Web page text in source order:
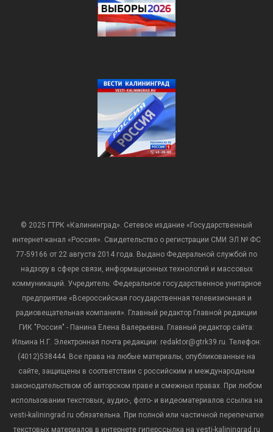
© 2025 ГТРК «Калининград». Сетевое издание «Государственный
интернет-канал «Россия». Свидетельство о регистрации СМИ ЭЛ № ФС
77-59166 от 22 августа 2014 года. Выдано Федеральной службой по
надзору в сфере связи, информационных технологий и массовых
коммуникаций. Учредитель: Федеральное государственное унитарное
предприятие «Всероссийская государственная телевизионная и
радиовещательная компания». Главный редактор Главной редакции
ГИК "Россия" - Панина Елена Валерьевна. Главный редактор сайта:
Ильина Н.Г. Электронная почта редакции: redaktor@gtrk39.ru. Телефон:
(4012)538444. Все права на любые материалы, опубликованные на
сайте, защищены в соответствии с российским и международным
законодательством об авторском праве и смежных правах. При любом
использовании текстовых, аудио-, фото- и видеоматериалов ссылка на
vesti-kaliningrad.ru обязательна. При полной или частичной перепечатке
текстовых материалов в интернете гиперссылка на vesti-kaliningrad.ru